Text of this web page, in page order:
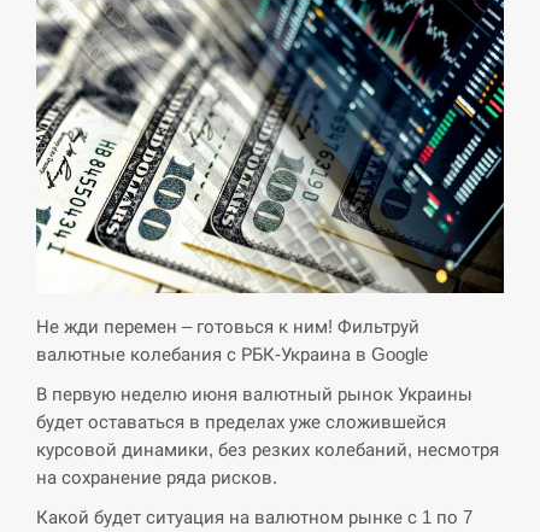
15:10
Іспанія попросила партнерів не критикувати
Марокко через міграційну кризу –…
СЕРПЕНЬ
15:00
РФ провела новий раунд таємних зустрічей з
Європою щодо війни…
СЕРПЕНЬ
Экс-послу в США Стефанишиной вручили новое
14:40
У Росії розгортається ракетний підрозділ КНДР –
Reuters
СЕРПЕНЬ
Не жди перемен – готовься к ним! Фильтруй
валютные колебания с РБК-Украина в Google
В первую неделю июня валютный рынок Украины
будет оставаться в пределах уже сложившейся
курсовой динамики, без резких колебаний, несмотря
на сохранение ряда рисков.
Какой будет ситуация на валютном рынке с 1 по 7